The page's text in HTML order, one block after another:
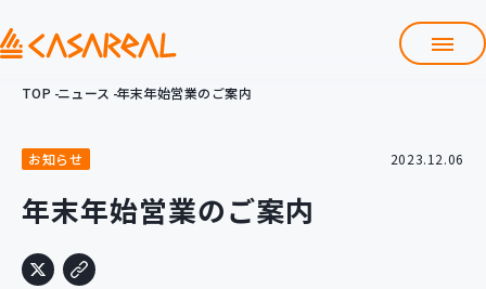
会社情報
サービス
クラウド導入支援
TOP ニュース 年末年始営業のご案内
お知らせ 2023.12.06
年末年始営業のご案内